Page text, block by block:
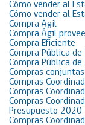
Cómo vender al
Cómo vender al
Compra Ágil
Compra Ágil
Compra Eficiente
Compra Pública de
Compra Pública de
Compras conjuntas
Compras
Compras
Compras
Presupuesto 2020
Compras